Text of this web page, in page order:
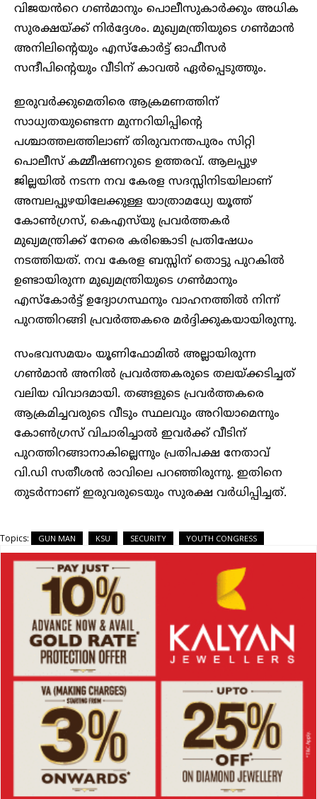
വിജയൻറെ ഗൺമാനും പൊലീസുകാർക്കും അധിക
സുരക്ഷയ്ക്ക് നിർദ്ദേശം. മുഖ്യമന്ത്രിയുടെ ഗൺമാൻ
അനിലിന്റെയും എസ്കോർട്ട് ഓഫീസർ
സന്ദീപിന്റെയും വീടിന് കാവൽ ഏർപ്പെടുത്തും.
ഇരുവർക്കുമെതിരെ ആക്രമണത്തിന്
സാധ്യതയുണ്ടെന്ന മുന്നറിയിപ്പിന്റെ
പശ്ചാത്തലത്തിലാണ് തിരുവനന്തപുരം സിറ്റി
പൊലീസ് കമ്മീഷണറുടെ ഉത്തരവ്. ആലപ്പുഴ
ജില്ലയിൽ നടന്ന നവ കേരള സദസ്സിനിടയിലാണ്
അമ്പലപ്പുഴയിലേക്കുള്ള യാത്രാമധ്യേ യൂത്ത്
കോൺഗ്രസ്, കെഎസ്‌യു പ്രവർത്തകർ
മുഖ്യമന്ത്രിക്ക് നേരെ കരിങ്കൊടി പ്രതിഷേധം
നടത്തിയത്. നവ കേരള ബസ്സിന് തൊട്ടു പുറകിൽ
ഉണ്ടായിരുന്ന മുഖ്യമന്ത്രിയുടെ ഗൺമാനും
എസ്കോർട്ട് ഉദ്യോഗസ്ഥനും വാഹനത്തിൽ നിന്ന്
പുറത്തിറങ്ങി പ്രവർത്തകരെ മർദ്ദിക്കുകയായിരുന്നു.
സംഭവസമയം യൂണിഫോമിൽ അല്ലായിരുന്ന
ഗൺമാൻ അനിൽ പ്രവർത്തകരുടെ തലയ്ക്കടിച്ചത്
വലിയ വിവാദമായി. തങ്ങളുടെ പ്രവർത്തകരെ
ആക്രമിച്ചവരുടെ വീടും സ്ഥലവും അറിയാമെന്നും
കോൺഗ്രസ് വിചാരിച്ചാൽ ഇവർക്ക് വീടിന്
പുറത്തിറങ്ങാനാകില്ലെന്നും പ്രതിപക്ഷ നേതാവ്
വി.ഡി സതീശൻ രാവിലെ പറഞ്ഞിരുന്നു. ഇതിനെ
തുടർന്നാണ് ഇരുവരുടെയും സുരക്ഷ വർധിപ്പിച്ചത്.
Topics: GUN MAN KSU SECURITY YOUTH CONGRESS